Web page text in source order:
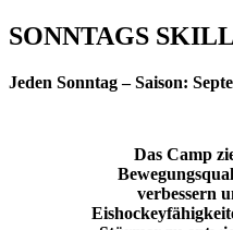
SONNTAGS
Jeden Sonntag – Saison:
Das Camp
verbessern